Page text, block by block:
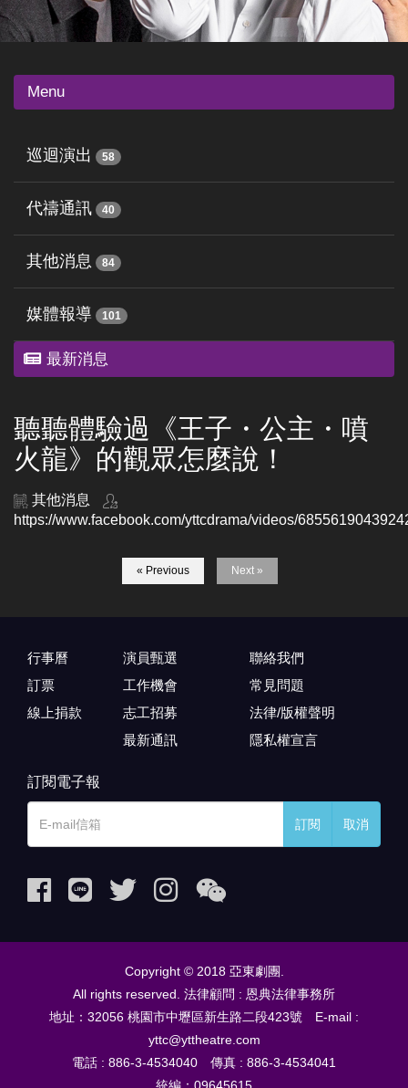
Menu
巡迴演出 58
代禱通訊 40
其他消息 84
媒體報導 101
最新消息
聽聽體驗過《王子・公主・噴
火龍》的觀眾怎麼說！
其他消息
https://www.facebook.com/yttcdrama/videos/
« Previous Next »
行事曆
訂票
線上捐款
演員甄選
工作機會
志工招募
最新通訊
聯絡我們
常見問題
法律/版權聲明
隱私權宣言
訂閱電子報
訂閱 取消
Copyright © 2018 亞東劇團.
All rights reserved. 法律顧問 : 恩典法律事務所
地址：32056 桃園市中壢區新生路二段423號 E-mail :
yttc@yttheatre.com
電話 : 886-3-4534040 傳真 : 886-3-4534041